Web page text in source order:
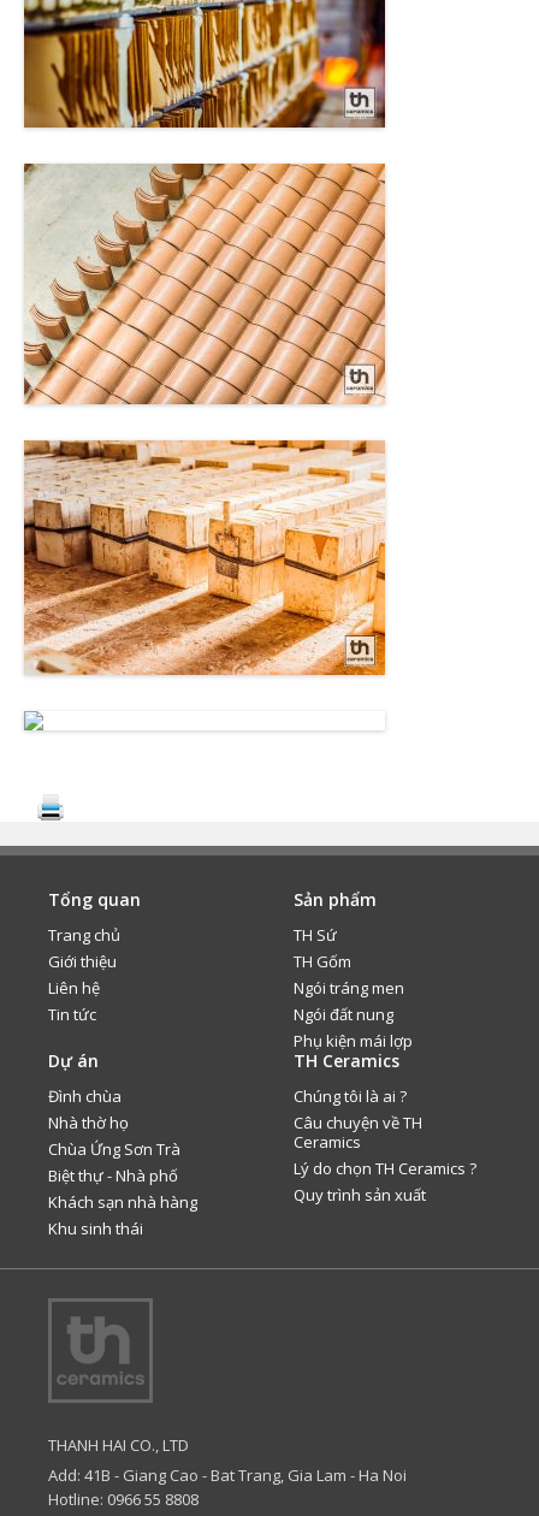
Tổng quan
Trang chủ
Giới thiệu
Liên hệ
Tin tức
Sản phẩm
TH Sứ
TH Gốm
Ngói tráng men
Ngói đất nung
Phụ kiện mái lợp
Dự án
Đình chùa
Nhà thờ họ
Chùa Ứng Sơn Trà
Biệt thự - Nhà phố
Khách sạn nhà hàng
Khu sinh thái
TH Ceramics
Chúng tôi là ai ?
Câu chuyện về TH
Ceramics
Lý do chọn TH Ceramics ?
Quy trình sản xuất
THANH HAI CO., LTD
Add: 41B - Giang Cao - Bat Trang, Gia Lam - Ha Noi
Hotline: 0966 55 8808